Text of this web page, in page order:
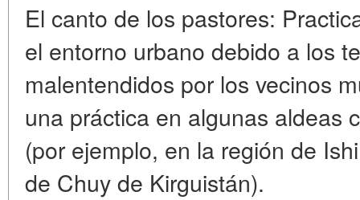
El canto de los pastores:
el entorno urbano debido a los
malentendidos por los vecinos
una práctica en algunas aldeas
(por ejemplo, en la región de
de Chuy de Kirguistán).